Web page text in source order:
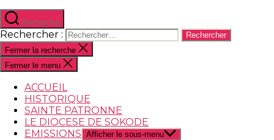
Recherche
Rechercher :
Fermer la recherche
Fermer le menu
ACCUEIL
HISTORIQUE
SAINTE PATRONNE
LE DIOCESE DE SOKODE
EMISSIONS Afficher le sous-menu